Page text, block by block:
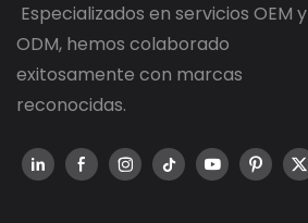
Especializados en servicios OEM y
ODM, hemos colaborado
exitosamente con marcas
reconocidas.